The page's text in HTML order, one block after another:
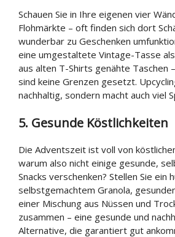
Schauen Sie in Ihre eigenen vier
Flohmärkte – oft finden sich dort
wunderbar zu Geschenken
eine umgestaltete Vintage-Tasse
aus alten T-Shirts genähte Taschen
sind keine Grenzen gesetzt.
nachhaltig, sondern macht auch viel
5. Gesunde Köstlichkeiten
Die Adventszeit ist voll von
warum also nicht einige gesunde,
Snacks verschenken? Stellen Sie ein
selbstgemachtem Granola,
einer Mischung aus Nüssen und
zusammen – eine gesunde und
Alternative, die garantiert gut